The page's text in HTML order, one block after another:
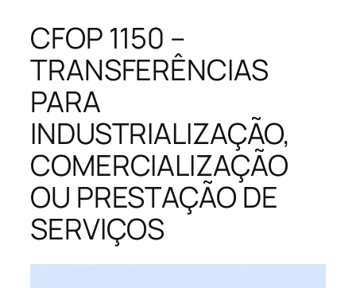
CFOP 1150 –
TRANSFERÊNCIAS
PARA
INDUSTRIALIZAÇÃO,
COMERCIALIZAÇÃO
OU PRESTAÇÃO DE
SERVIÇOS